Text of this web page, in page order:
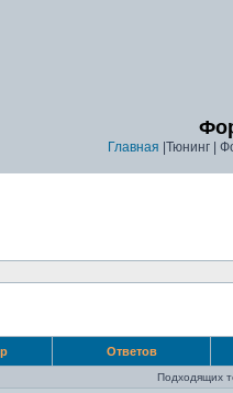
Главная |Тюнинг |
Ответов
Подходящих